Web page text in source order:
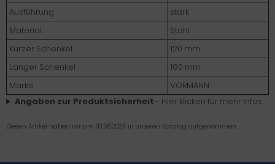
Ausführung
stark
Material
Stahl
Kurzer Schenkel
120 mm
Langer Schenkel
180 mm
Marke
VORMANN
Angaben zur Produktsicherheit - Hier klicken für mehr Infos
Diesen Artikel haben wir am 03.06.2024 in unseren Katalog aufgenommen.